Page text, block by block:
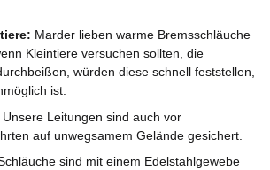
Marder lieben warme Bremsschläuche
Kleintiere versuchen sollten, die
würden diese schnell feststellen,
ist.
Unsere Leitungen sind auch vor
auf unwegsamem Gelände gesichert.
sind mit einem Edelstahlgewebe